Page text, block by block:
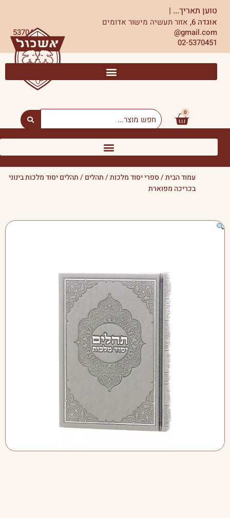
לתוכןטוען תאריך... |
אוגדה 6,
אזור תעשיה מישור אדומים
5370451
gmail.com@
02-5370451
0
עגלת
קניות
Search
...
עמוד הבית/ספרי יסוד מלכות/תהלים / תהלים יסוד מלכות בינוני
בכריכה מפוארת